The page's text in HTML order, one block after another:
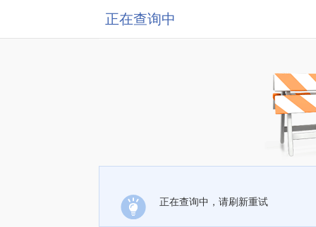
正在查询中
正在查询中，请刷新重试